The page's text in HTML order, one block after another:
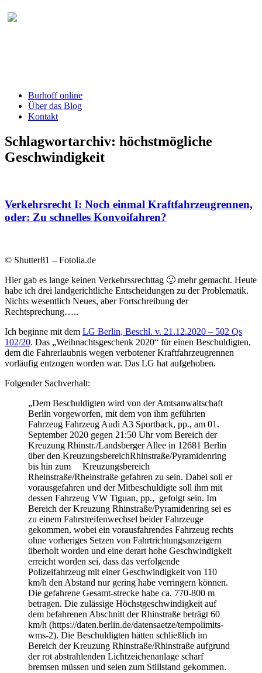
Burhoff online
Über das Blog
Kontakt
Schlagwortarchiv: höchstmögliche
Geschwindigkeit
Verkehrsrecht I: Noch einmal Kraftfahrzeugrennen,
oder: Zu schnelles Konvoifahren?
© Shutter81 – Fotolia.de
Hier gab es lange keinen Verkehrssrechttag 🙂 mehr gemacht. Heute
habe ich drei landgerichtliche Entscheidungen zu der Problematik.
Nichts wesentlich Neues, aber Fortschreibung der
Rechtsprechung…..
Ich beginne mit dem LG Berlin, Beschl. v. 21.12.2020 – 502 Qs
102/20. Das „Weihnachtsgeschenk 2020“ für einen Beschuldigten,
dem die Fahrerlaubnis wegen verbotener Kraftfahrzeugrennen
vorläufig entzogen worden war. Das LG hat aufgehoben.
Folgender Sachverhalt:
„Dem Beschuldigten wird von der Amtsanwaltschaft
Berlin vorgeworfen, mit dem von ihm geführten
Fahrzeug Fahrzeug Audi A3 Sportback, pp., am 01.
September 2020 gegen 21:50 Uhr vom Bereich der
Kreuzung Rhinstr./Landsberger Allee in 12681 Berlin
über den KreuzungsbereichRhinstraße/Pyramidenring
bis hin zum Kreuzungsbereich
Rheinstraße/Rheinstraße gefahren zu sein. Dabei soll er
vorausgefahren und der Mitbeschuldigte soll ihm mit
dessen Fahrzeug VW Tiguan, pp., gefolgt sein. Im
Bereich der Kreuzung Rhinstraße/Pyramidenring sei es
zu einem Fahrstreifenwechsel beider Fahrzeuge
gekommen, wobei ein vorausfahrendes Fahrzeug rechts
ohne vorheriges Setzen von Fahrtrichtungsanzeigern
überholt worden und eine derart hohe Geschwindigkeit
erreicht worden sei, dass das verfolgende
Polizeifahrzeug mit einer Geschwindigkeit von 110
km/h den Abstand nur gering habe verringern können.
Die gefahrene Gesamt-strecke habe ca. 770-800 m
betragen. Die zulässige Höchstgeschwindigkeit auf
dem befahrenen Abschnitt der Rhinstraße beträgt 60
km/h (https://daten.berlin.de/datensaetze/tempolimits-
wms-2). Die Beschuldigten hätten schließlich im
Bereich der Kreuzung Rhinstraße/Rhinstraße aufgrund
der rot abstrahlenden Lichtzeichenanlage scharf
bremsen müssen und seien zum Stillstand gekommen.